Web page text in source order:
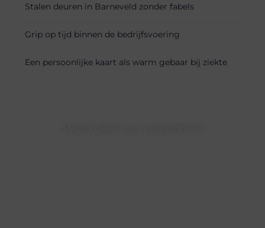
Stalen deuren in Barneveld zonder fabels
Grip op tijd binnen de bedrijfsvoering
Een persoonlijke kaart als warm gebaar bij ziekte